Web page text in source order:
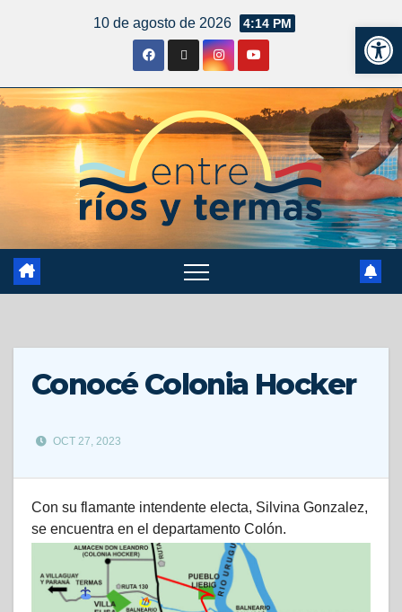
10 de agosto de 2026 4:14 PM
Conocé Colonia Hocker
OCT 27, 2023
Con su flamante intendente electa, Silvina Gonzalez,
se encuentra en el departamento Colón.